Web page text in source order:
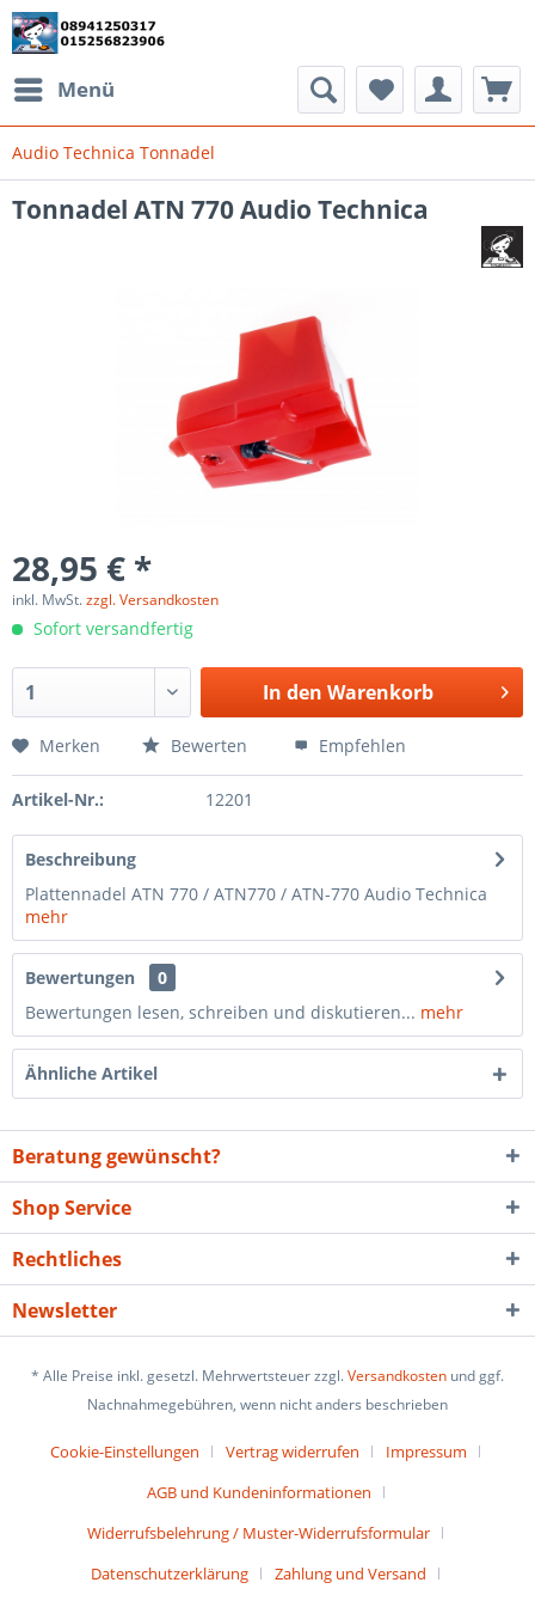
Menü
Audio Technica Tonnadel
Tonnadel ATN 770 Audio Technica
28,95 € *
inkl. MwSt.zzgl. Versandkosten
Sofort versandfertig
In den Warenkorb
Merken Bewerten Empfehlen
Artikel-Nr.: 12201
Beschreibung
Plattennadel ATN 770 / ATN770 / ATN-770 Audio Technica
mehr
Bewertungen
0
Bewertungen lesen, schreiben und diskutieren... mehr
Ähnliche Artikel
Beratung gewünscht?
Shop Service
Rechtliches
Newsletter
* Alle Preise inkl. gesetzl. Mehrwertsteuer zzgl.Versandkosten und ggf.
Nachnahmegebühren, wenn nicht anders beschrieben
Cookie-Einstellungen Vertrag widerrufen
Impressum
AGB und Kundeninformationen
Widerrufsbelehrung / Muster-Widerrufsformular
Datenschutzerklärung
Zahlung und Versand